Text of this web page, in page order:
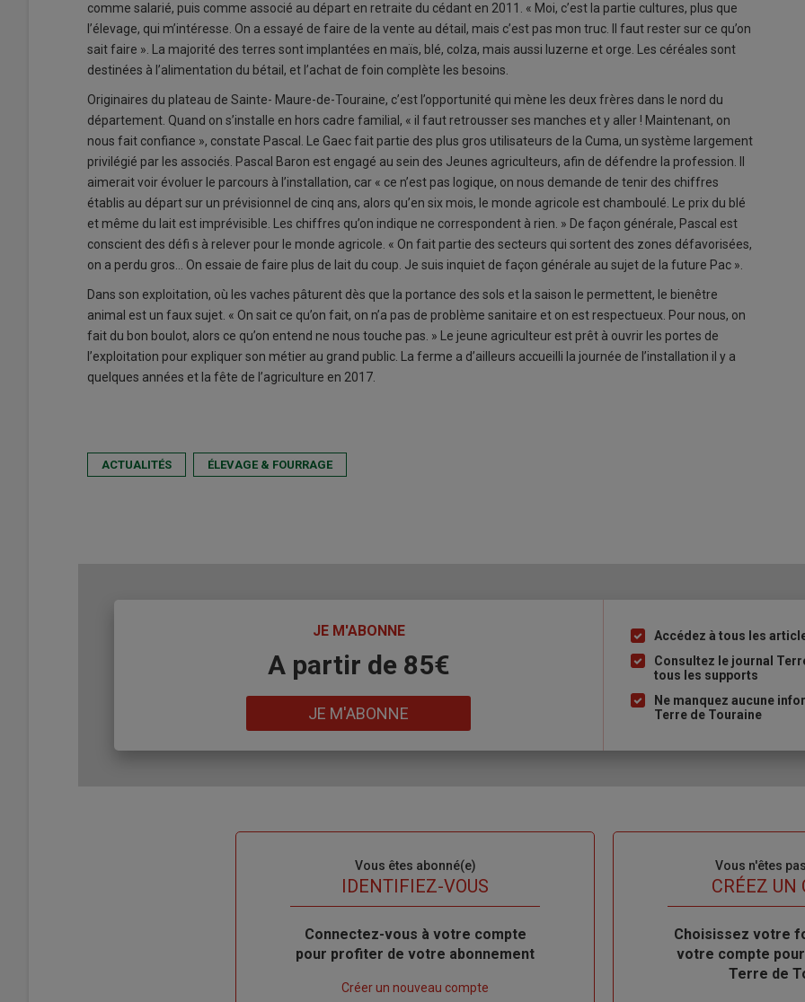
comme salarié, puis comme associé au départ en retraite du cédant en 2011. « Moi, c’est la partie cultures, plus que
l’élevage, qui m’intéresse. On a essayé de faire de la vente au détail, mais c’est pas mon truc. Il faut rester sur ce qu’on
sait faire ». La majorité des terres sont implantées en maïs, blé, colza, mais aussi luzerne et orge. Les céréales sont
destinées à l’alimentation du bétail, et l’achat de foin complète les besoins.
Originaires du plateau de Sainte- Maure-de-Touraine, c’est l’opportunité qui mène les deux frères dans le nord du
département. Quand on s’installe en hors cadre familial, « il faut retrousser ses manches et y aller ! Maintenant, on
nous fait confiance », constate Pascal. Le Gaec fait partie des plus gros utilisateurs de la Cuma, un système largement
privilégié par les associés. Pascal Baron est engagé au sein des Jeunes agriculteurs, afin de défendre la profession. Il
aimerait voir évoluer le parcours à l’installation, car « ce n’est pas logique, on nous demande de tenir des chiffres
établis au départ sur un prévisionnel de cinq ans, alors qu’en six mois, le monde agricole est chamboulé. Le prix du blé
et même du lait est imprévisible. Les chiffres qu’on indique ne correspondent à rien. » De façon générale, Pascal est
conscient des défi s à relever pour le monde agricole. « On fait partie des secteurs qui sortent des zones défavorisées,
on a perdu gros… On essaie de faire plus de lait du coup. Je suis inquiet de façon générale au sujet de la future Pac ».
Dans son exploitation, où les vaches pâturent dès que la portance des sols et la saison le permettent, le bienêtre
animal est un faux sujet. « On sait ce qu’on fait, on n’a pas de problème sanitaire et on est respectueux. Pour nous, on
fait du bon boulot, alors ce qu’on entend ne nous touche pas. » Le jeune agriculteur est prêt à ouvrir les portes de
l’exploitation pour expliquer son métier au grand public. La ferme a d’ailleurs accueilli la journée de l’installation il y a
quelques années et la fête de l’agriculture en 2017.
ACTUALITÉS ÉLEVAGE & FOURRAGE
JE M'ABONNE
A partir de 85€
JE M'ABONNE
Liste
à
puce
Accédez à tous les
Consultez le journal
tous les supports
Ne manquez aucune
Terre de Touraine
Vous êtes abonné(e)
IDENTIFIEZ-VOUS
Body
Connectez-vous à votre compte
pour profiter de votre abonnement
Créer un nouveau compte
Vous n'êtes
TITRECRÉEZ UN
Body
Choisissez votre
votre compte
Terre de